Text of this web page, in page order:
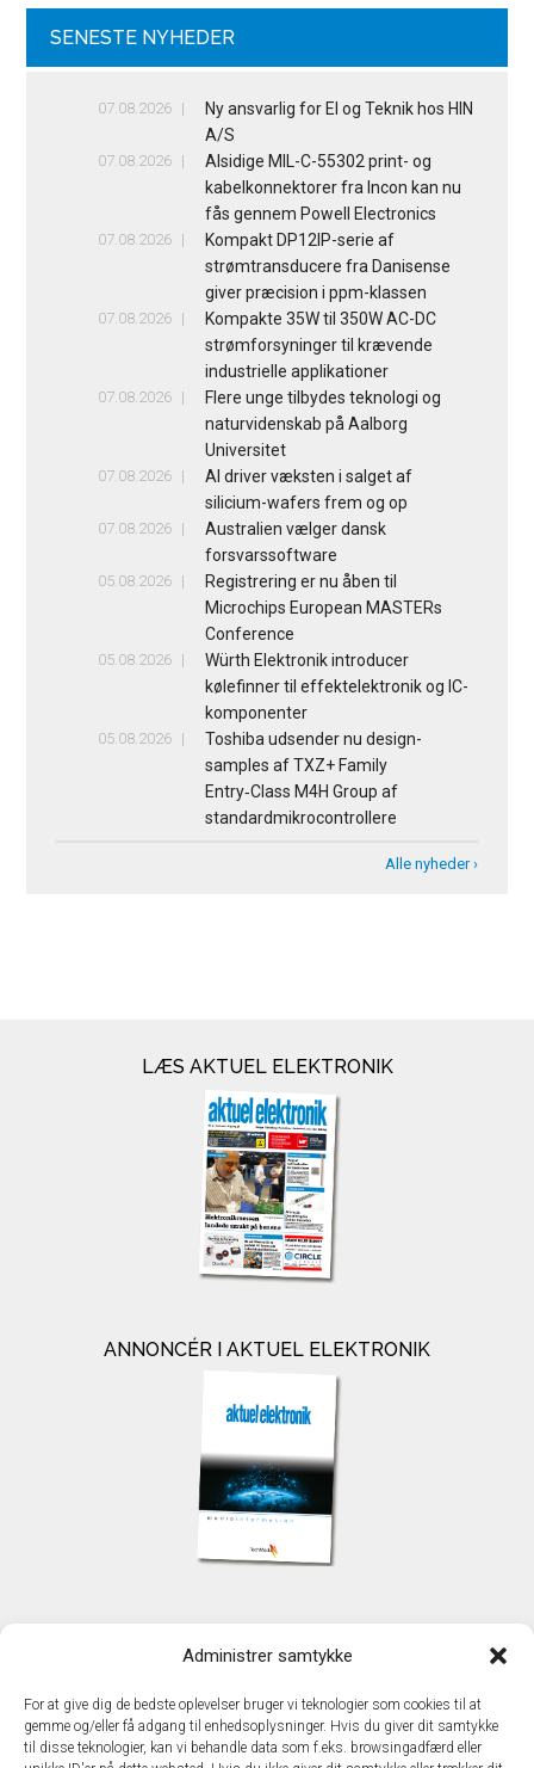
Administrer samtykke
For at give dig de bedste oplevelser bruger vi teknologier som cookies til at
gemme og/eller få adgang til enhedsoplysninger. Hvis du giver dit samtykke
til disse teknologier, kan vi behandle data som f.eks. browsingadfærd eller
SENESTE NYHEDER
07.08.2026
Ny ansvarlig for El og Teknik hos HIN
A/S
07.08.2026
Alsidige MIL-C-55302 print- og
kabelkonnektorer fra Incon kan nu
fås gennem Powell Electronics
07.08.2026
Kompakt DP12IP-serie af
strømtransducere fra Danisense
giver præcision i ppm-klassen
07.08.2026
Kompakte 35W til 350W AC-DC
strømforsyninger til krævende
industrielle applikationer
07.08.2026
Flere unge tilbydes teknologi og
naturvidenskab på Aalborg
Universitet
07.08.2026
AI driver væksten i salget af
silicium-wafers frem og op
07.08.2026
Australien vælger dansk
forsvarssoftware
05.08.2026
Registrering er nu åben til
Microchips European MASTERs
Conference
05.08.2026
Würth Elektronik introducer
kølefinner til effektelektronik og IC-
komponenter
05.08.2026
Toshiba udsender nu design-
samples af TXZ+ Family
Entry‑Class M4H Group af
standardmikrocontrollere
Alle nyheder ›
LÆS AKTUEL ELEKTRONIK
ANNONCÉR I AKTUEL ELEKTRONIK
TechMedia A/S
DK - 2600 Glostrup
www.techmedia.dk